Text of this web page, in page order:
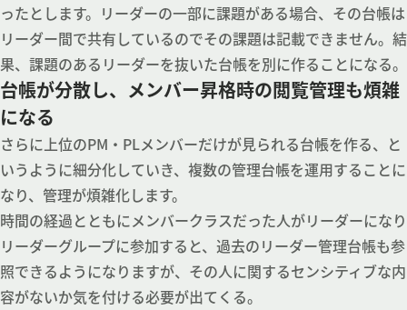
ったとします。リーダーの一部に課題がある場合、その台帳は
リーダー間で共有しているのでその課題は記載できません。結
果、課題のあるリーダーを抜いた台帳を別に作ることになる。
台帳が分散し、メンバー昇格時の閲覧管理も煩雑
になる
さらに上位のPM・PLメンバーだけが見られる台帳を作る、と
いうように細分化していき、複数の管理台帳を運用することに
なり、管理が煩雑化します。
時間の経過とともにメンバークラスだった人がリーダーになり
リーダーグループに参加すると、過去のリーダー管理台帳も参
照できるようになりますが、その人に関するセンシティブな内
容がないか気を付ける必要が出てくる。